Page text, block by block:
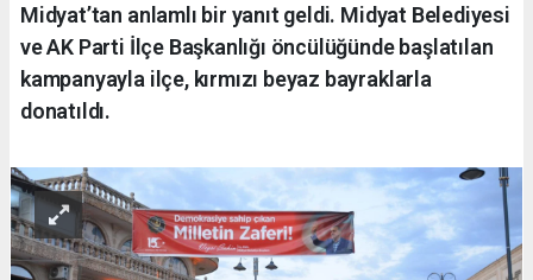
Midyat’tan anlamlı bir yanıt geldi. Midyat Belediyesi
ve AK Parti İlçe Başkanlığı öncülüğünde başlatılan
kampanyayla ilçe, kırmızı beyaz bayraklarla
donatıldı.